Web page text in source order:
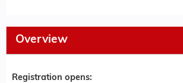
Overview
Registration opens: